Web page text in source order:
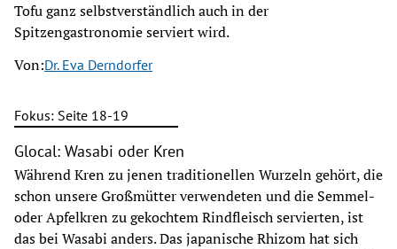
Tofu ganz selbstverständlich auch in der
Spitzengastronomie serviert wird.
Von:Dr. Eva Derndorfer
Fokus: Seite 18-19
Glocal: Wasabi oder Kren
Während Kren zu jenen traditionellen Wurzeln gehört, die
schon unsere Großmütter verwendeten und die Semmel-
oder Apfelkren zu gekochtem Rindfleisch servierten, ist
das bei Wasabi anders. Das japanische Rhizom hat sich